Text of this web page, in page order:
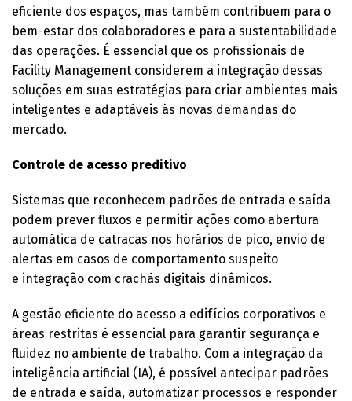
eficiente dos espaços, mas também contribuem para o
bem-estar dos colaboradores e para a sustentabilidade
das operações. É essencial que os profissionais de
Facility Management considerem a integração dessas
soluções em suas estratégias para criar ambientes mais
inteligentes e adaptáveis às novas demandas do
mercado.
Controle de acesso preditivo
Sistemas que reconhecem padrões de entrada e saída
podem prever fluxos e permitir ações como abertura
automática de catracas nos horários de pico, envio de
alertas em casos de comportamento suspeito
e integração com crachás digitais dinâmicos.
A gestão eficiente do acesso a edifícios corporativos e
áreas restritas é essencial para garantir segurança e
fluidez no ambiente de trabalho. Com a integração da
inteligência artificial (IA), é possível antecipar padrões
de entrada e saída, automatizar processos e responder